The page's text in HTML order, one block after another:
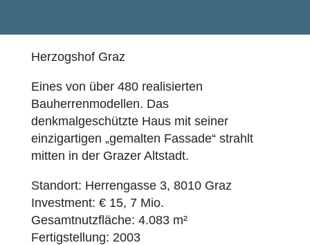
Herzogshof Graz
Eines von über 480 realisierten
Bauherrenmodellen. Das
denkmalgeschützte Haus mit seiner
einzigartigen „gemalten Fassade“ strahlt
mitten in der Grazer Altstadt.
Standort: Herrengasse 3, 8010 Graz
Investment: € 15, 7 Mio.
Gesamtnutzfläche: 4.083 m²
Fertigstellung: 2003